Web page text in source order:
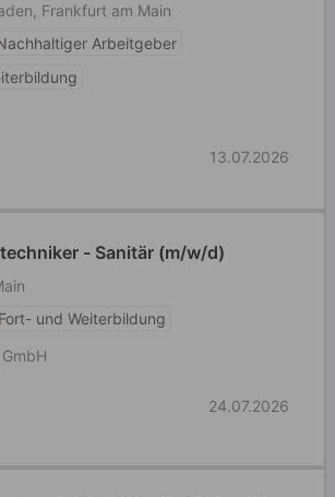
Frankfurt am Main
Arbeitgeber
13.07.2026
- Sanitär (m/w/d)
Fort- und Weiterbildung
24.07.2026